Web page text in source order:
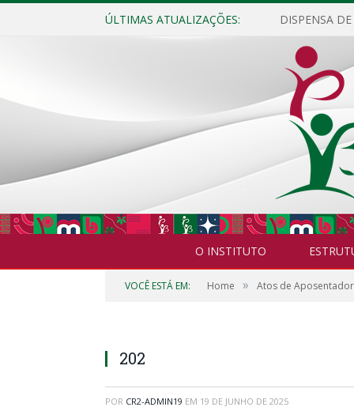
ÚLTIMAS ATUALIZAÇÕES:
O INSTITUTO
VOCÊ ESTÁ EM: Home » Atos de
202
POR CR2-ADMIN19 EM 19 DE JUNHO DE 2025